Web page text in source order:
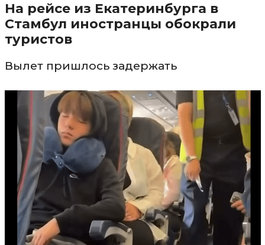
На рейсе из Екатеринбурга в
Стамбул иностранцы обокрали
туристов
Вылет пришлось задержать